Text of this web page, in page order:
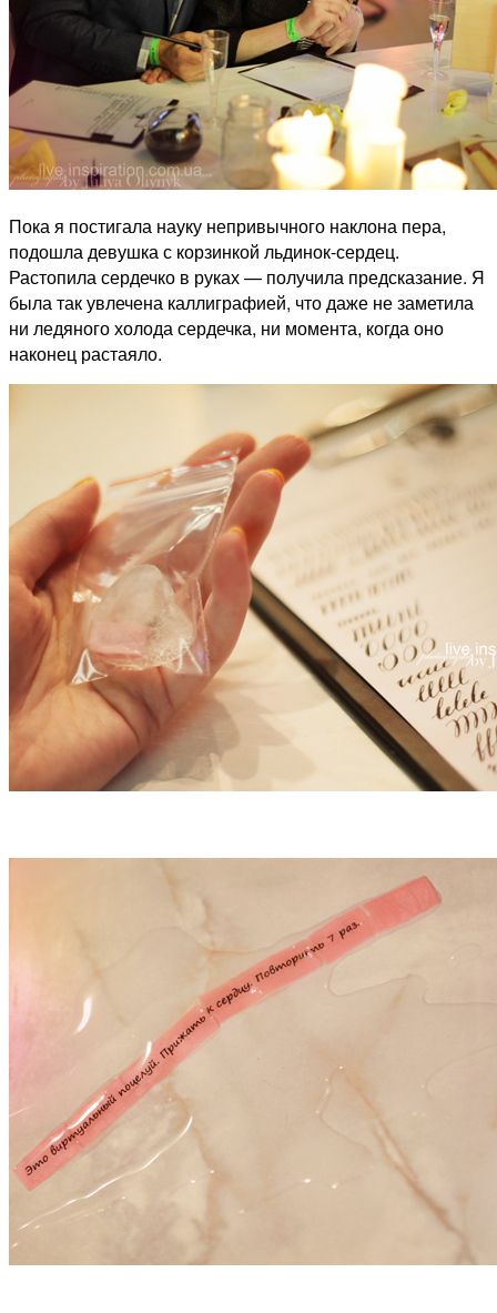
Пока я постигала науку непривычного наклона пера,
подошла девушка с корзинкой льдинок-сердец.
Растопила сердечко в руках — получила предсказание. Я
была так увлечена каллиграфией, что даже не заметила
ни ледяного холода сердечка, ни момента, когда оно
наконец растаяло.